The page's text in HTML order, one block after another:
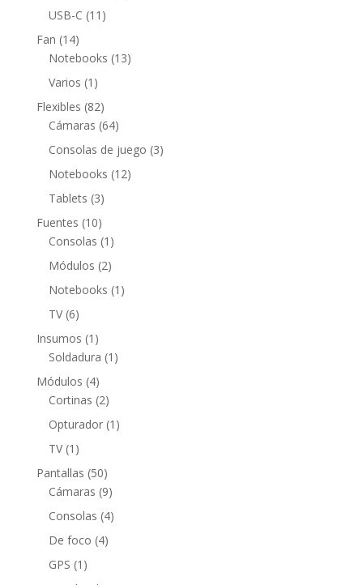
USB-C 11 11
Fan 1414
productos
Notebooks 1313
Varios 1 1
producto
Flexibles 8282
productos
Cámaras 6464
productos
Consolas de juego 33
Notebooks 1212
Tablets 33
productos
Fuentes 1010
productos
Consolas 1 1
producto
Módulos 22
productos
Notebooks 1 1
TV 66
productos
Insumos 1 1
producto
Soldadura 1 1
Módulos 44
productos
Cortinas 22
productos
Opturador 1 1
TV 1 1
producto
Pantallas 5050
productos
Cámaras 99
productos
Consolas 44
De foco 44
GPS 1 1